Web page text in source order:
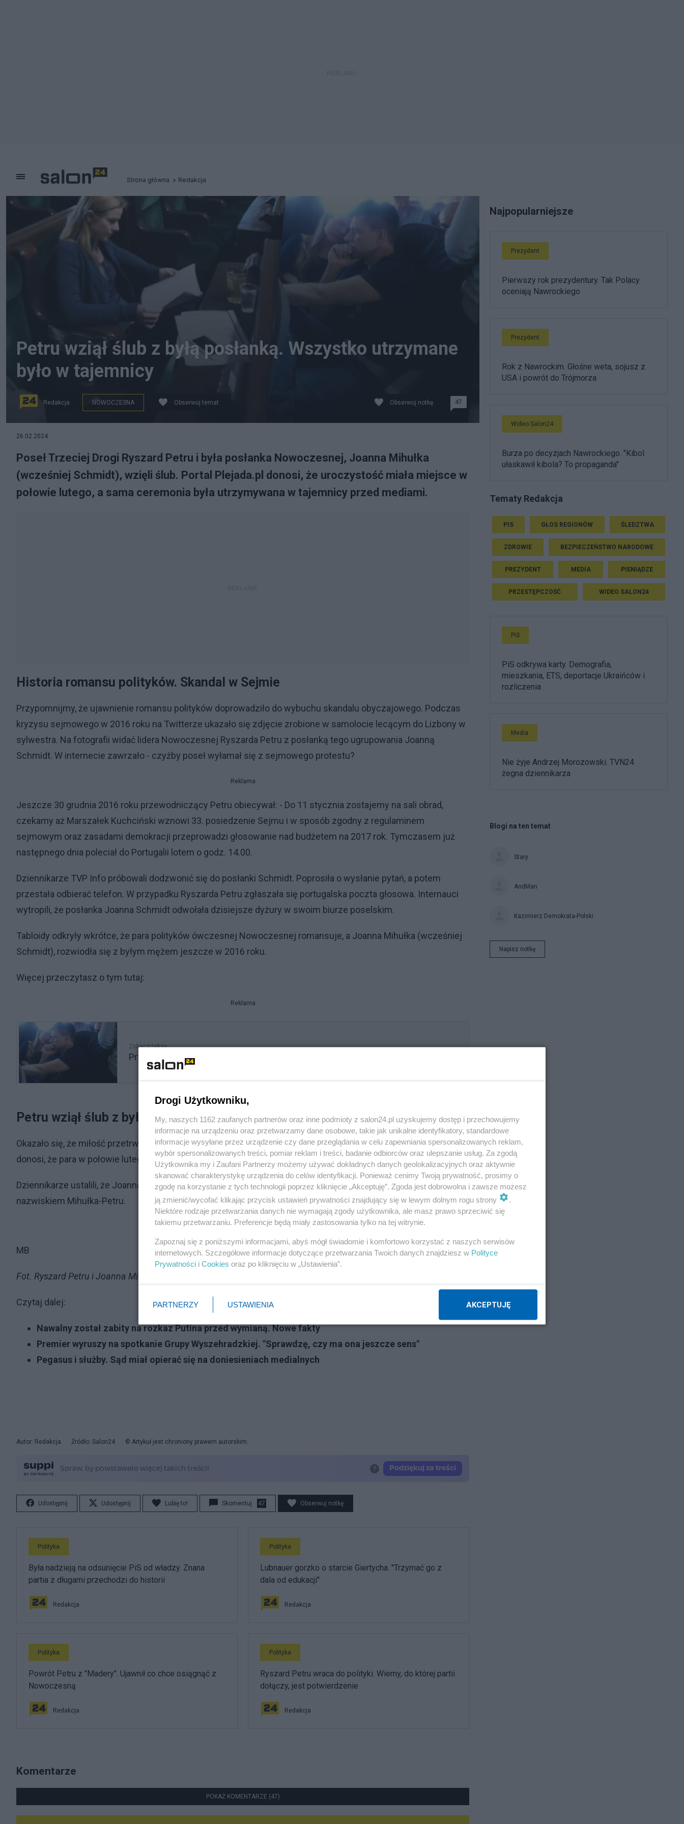
Strona główna Redakcja
Petru wziął ślub z byłą posłanką. Wszystko utrzymane
było w tajemnicy
Redakcja NOWOCZESNA Obserwuj temat Obserwuj notkę 47
26.02.2024
Poseł Trzeciej Drogi Ryszard Petru i była posłanka Nowoczesnej, Joanna Mihułka
(wcześniej Schmidt), wzięli ślub. Portal Plejada.pl donosi, że uroczystość miała miejsce w
połowie lutego, a sama ceremonia była utrzymywana w tajemnicy przed mediami.
Historia romansu polityków. Skandal w Sejmie
Przypomnijmy, że ujawnienie romansu polityków doprowadziło do wybuchu skandalu obyczajowego. Podczas
kryzysu sejmowego w 2016 roku na Twitterze ukazało się zdjęcie zrobione w samolocie lecącym do Lizbony w
sylwestra. Na fotografii widać lidera Nowoczesnej Ryszarda Petru z posłanką tego ugrupowania Joanną
Schmidt. W internecie zawrzało - czyżby poseł wyłamał się z sejmowego protestu?
Reklama
Jeszcze 30 grudnia 2016 roku przewodniczący Petru obiecywał: - Do 11 stycznia zostajemy na sali obrad,
czekamy aż Marszałek Kuchciński wznowi 33. posiedzenie Sejmu i w sposób zgodny z regulaminem
sejmowym oraz zasadami demokracji przeprowadzi głosowanie nad budżetem na 2017 rok. Tymczasem już
następnego dnia poleciał do Portugalii lotem o godz. 14.00.
Dziennikarze TVP Info próbowali dodzwonić się do posłanki Schmidt. Poprosiła o wysłanie pytań, a potem
przestała odbierać telefon. W przypadku Ryszarda Petru zgłaszała się portugalska poczta głosowa. Internauci
wytropili, że posłanka Joanna Schmidt odwołała dzisiejsze dyżury w swoim biurze poselskim.
Tabloidy odkryły wkrótce, że para polityków ówczesnej Nowoczesnej romansuje, a Joanna Mihułka (wcześniej
Schmidt), rozwiodła się z byłym mężem jeszcze w 2016 roku.
Więcej przeczytasz o tym tutaj:
Reklama
Zobacz także
Przerwa w okupacji Sejmu? Ryszard Petru poleciał do Portugalii
Petru wziął ślub z byłą posłanką. Wszystko w tajemnicy
Okazało się, że miłość przetrwała próbę czasu i związek ma się dobrze aż do dzisiaj. Mało tego. Portal Plejada.pl
donosi, że para w połowie lutego 2024 roku wzięła ślub. Informacja ta wypłynęła dopiero w poniedziałek.
Dziennikarze ustalili, że Joanna będzie nosić podwójne nazwisko. Oznacza to, że od teraz posługiwać się będzie
nazwiskiem Mihułka-Petru.
Reklama
MB
Fot. Ryszard Petru i Joanna Mihułka. Źródło: Twitter.com/Rafał Plichta
Czytaj dalej:
Nawalny został zabity na rozkaz Putina przed wymianą. Nowe fakty
Premier wyruszy na spotkanie Grupy Wyszehradzkiej. "Sprawdzę, czy ma ona jeszcze sens"
Pegasus i służby. Sąd miał opierać się na doniesieniach medialnych
Autor: Redakcja Źródło: Salon24 © Artykuł jest chroniony prawem autorskim.
Udostępnij Udostępnij Lubię to! Skomentuj 47 Obserwuj notkę
Polityka
Była nadzieją na odsunięcie PiS od władzy. Znana
partia z długami przechodzi do historii
Redakcja
Polityka
Lubnauer gorzko o starcie Giertycha. "Trzymać go z
dala od edukacji"
Redakcja
Polityka
Powrót Petru z "Madery". Ujawnił co chce osiągnąć z
Nowoczesną
Redakcja
Polityka
Ryszard Petru wraca do polityki. Wiemy, do której partii
dołączy, jest potwierdzenie
Redakcja
Komentarze
POKAŻ KOMENTARZE (47)
Najpopularniejsze
Prezydent
Pierwszy rok prezydentury. Tak Polacy
oceniają Nawrockiego
Prezydent
Rok z Nawrockim. Głośne weta, sojusz z
USA i powrót do Trójmorza
Wideo Salon24
Burza po decyzjach Nawrockiego. "Kibol
ułaskawił kibola? To propaganda"
Tematy Redakcja
PIS GŁOS REGIONÓW ŚLEDZTWA
ZDROWIE BEZPIECZEŃSTWO NARODOWE
PREZYDENT MEDIA PIENIĄDZE
PRZESTĘPCZOŚĆ WIDEO SALON24
PiS
PiS odkrywa karty. Demografia,
mieszkania, ETS, deportacje Ukraińców i
rozliczenia
Media
Nie żyje Andrzej Morozowski. TVN24
żegna dziennikarza
Blogi na ten temat
Stary
AndMan
Kazimierz Demokrata-Polski
Napisz notkę
Drogi Użytkowniku,
My, naszych 1162 zaufanych partnerów oraz inne podmioty z salon24.pl uzyskujemy dostęp i przechowujemy
informacje na urządzeniu oraz przetwarzamy dane osobowe, takie jak unikalne identyfikatory, standardowe
informacje wysyłane przez urządzenie czy dane przeglądania w celu zapewniania spersonalizowanych reklam,
wybór spersonalizowanych treści, pomiar reklam i treści, badanie odbiorców oraz ulepszanie usług. Za zgodą
Użytkownika my i Zaufani Partnerzy możemy używać dokładnych danych geolokalizacyjnych oraz aktywnie
skanować charakterystykę urządzenia do celów identyfikacji. Ponieważ cenimy Twoją prywatność, prosimy o
zgodę na korzystanie z tych technologii poprzez kliknięcie „Akceptuję”. Zgoda jest dobrowolna i zawsze możesz
ją zmienić/wycofać klikając przycisk ustawień prywatności znajdujący się w lewym dolnym rogu strony
.
Niektóre rodzaje przetwarzania danych nie wymagają zgody użytkownika, ale masz prawo sprzeciwić się
takiemu przetwarzaniu. Preferencje będą miały zastosowania tylko na tej witrynie.
Zapoznaj się z poniższymi informacjami, abyś mógł świadomie i komfortowo korzystać z naszych serwisów
internetowych. Szczegółowe informacje dotyczące przetwarzania Twoich danych znajdziesz w Polityce
Prywatności i Cookies oraz po kliknięciu w „Ustawienia”.
PARTNERZY USTAWIENIA AKCEPTUJĘ